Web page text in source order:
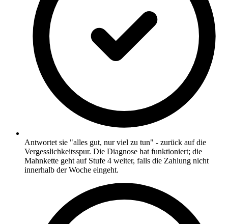
Antwortet sie "alles gut, nur viel zu tun" - zurück auf die
Vergesslichkeitsspur. Die Diagnose hat funktioniert; die
Mahnkette geht auf Stufe 4 weiter, falls die Zahlung nicht
innerhalb der Woche eingeht.